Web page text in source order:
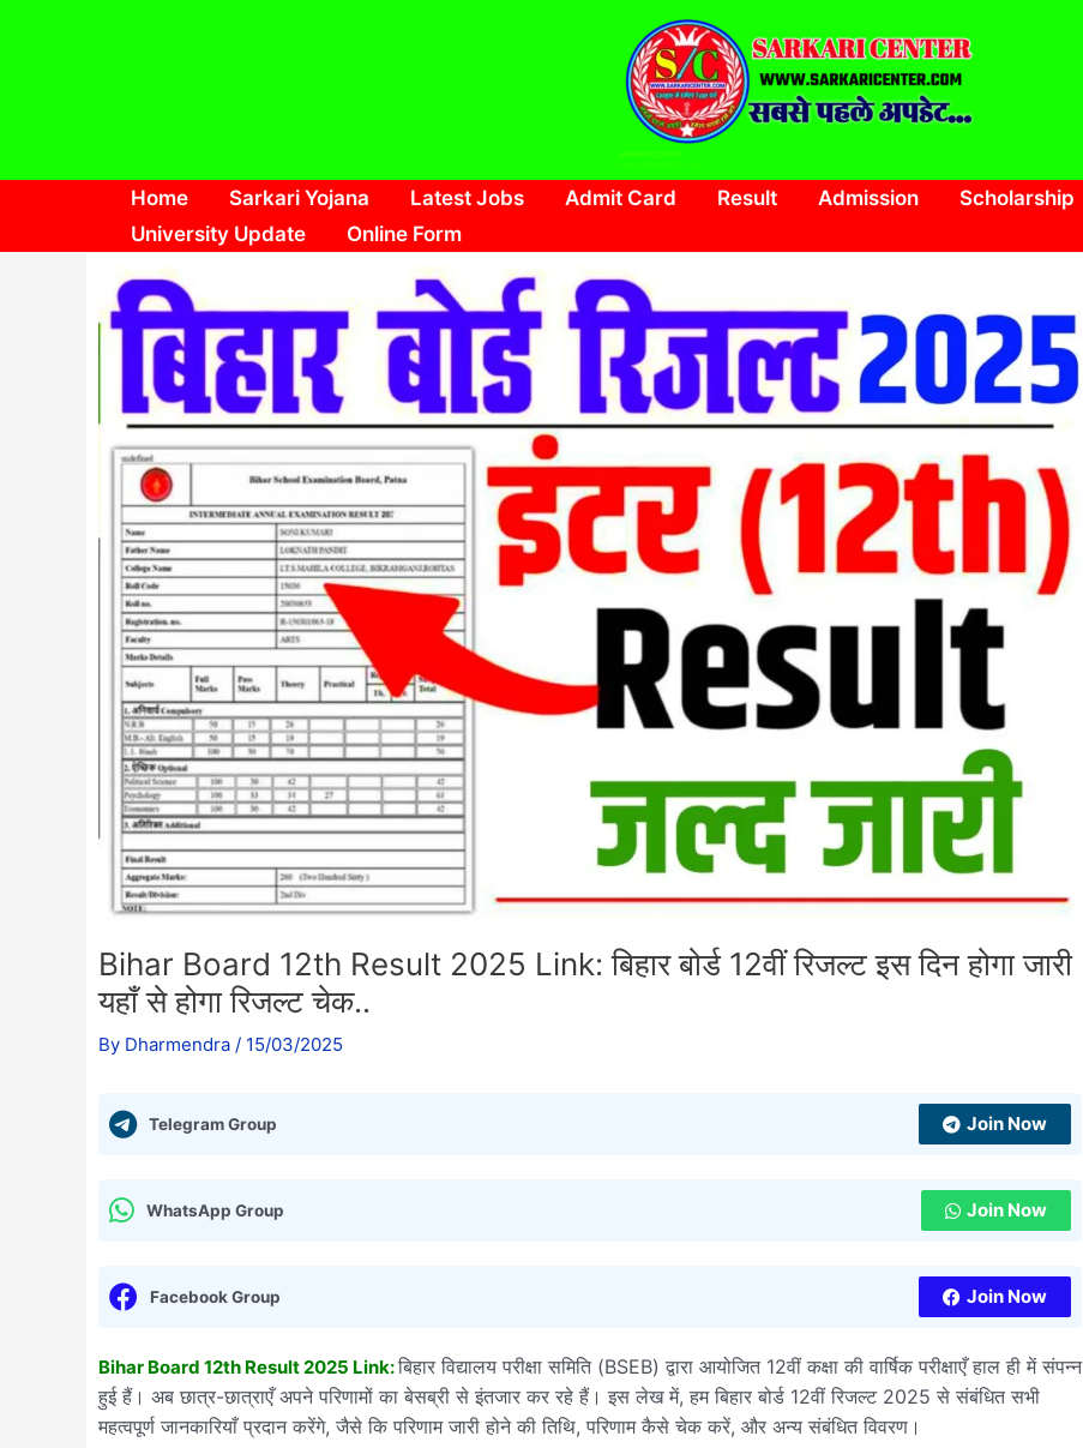
SARKARI CENTER
Home Sarkari Yojana Latest Jobs Admit Card Result Admission Scholarship
University Update
Online Form
Bihar Board 12th Result 2025 Link: बिहार बोर्ड 12वीं रिजल्ट इस दिन होगा जारी
यहाँ से होगा रिजल्ट चेक..
By Dharmendra / 15/03/2025
Telegram Group Join Now
WhatsApp Group Join Now
Facebook Group Join Now
Bihar Board 12th Result 2025 Link:बिहार विद्यालय परीक्षा समिति (BSEB) द्वारा आयोजित 12वीं कक्षा की वार्षिक परीक्षाएँ हाल ही में संपन्न
हुई हैं। अब छात्र-छात्राएँ अपने परिणामों का बेसब्री से इंतजार कर रहे हैं। इस लेख में, हम बिहार बोर्ड 12वीं रिजल्ट 2025 से संबंधित सभी
महत्वपूर्ण जानकारियाँ प्रदान करेंगे, जैसे कि परिणाम जारी होने की तिथि, परिणाम कैसे चेक करें, और अन्य संबंधित विवरण।